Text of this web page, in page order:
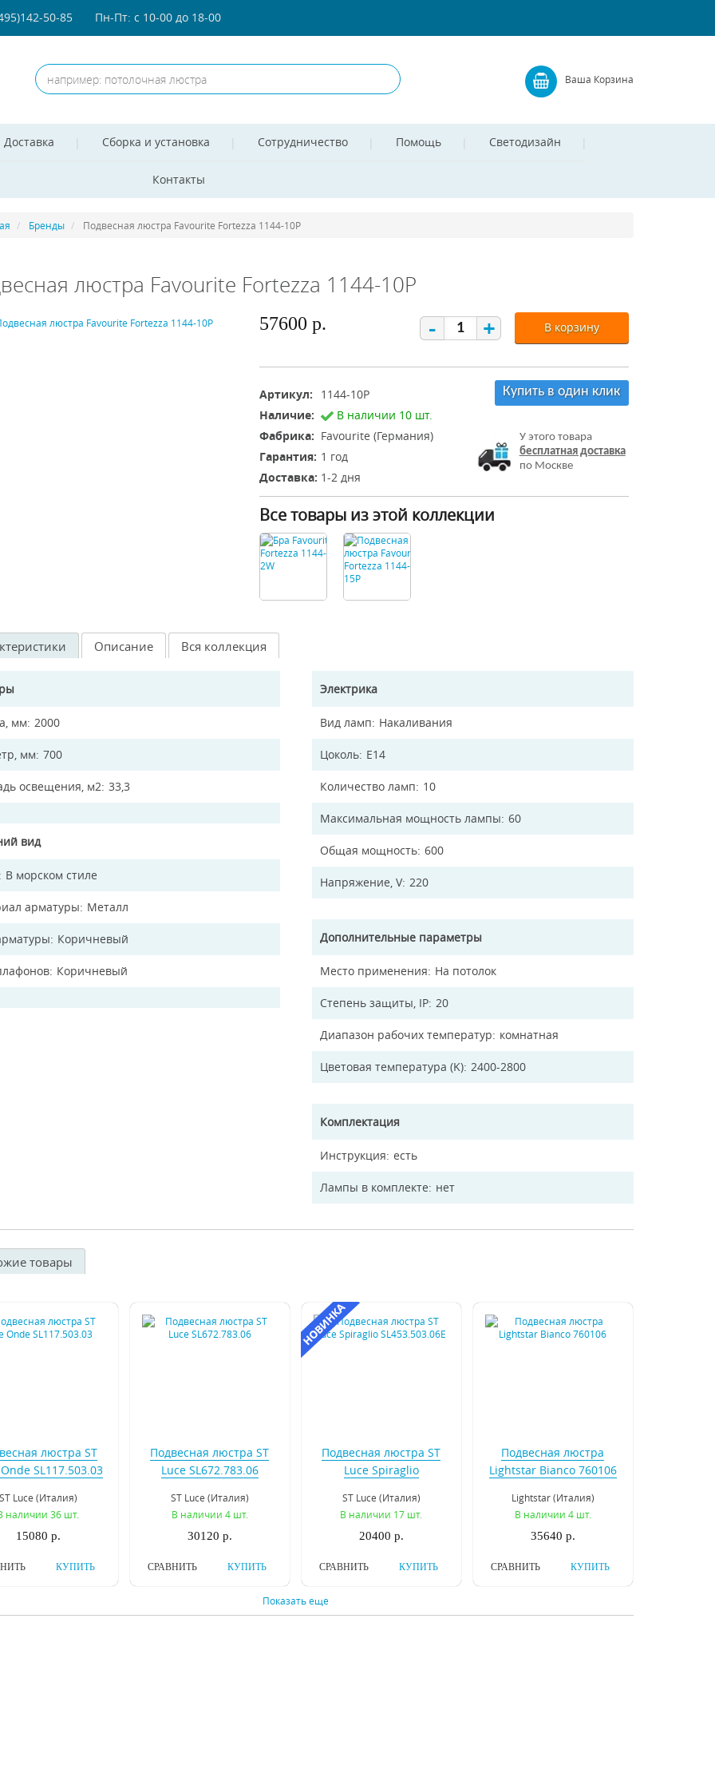
50-85 Пн-Пт: с 10-00 до 18-00
Ваша Корзина
Доставка Сборка и установка Сотрудничество Помощь Светодизайн
Контакты
Бренды Подвесная люстра Favourite Fortezza 1144-10P
люстра Favourite Fortezza 1144-10P
57600 р. - + В корзину
Артикул:
1144-10P
Наличие:
В наличии 10 шт.
Фабрика: Favourite (Германия)
Гарантия: 1 год
Доставка: 1-2 дня
Купить в один клик
У этого товара
бесплатная доставка
по Москве
Все товары из этой коллекции
Описание Вся коллекция
мм 2000
мм 700
освещения, м2 33,3
вид
В морском стиле
арматуры Металл
Коричневый
Коричневый
Электрика
Вид ламп Накаливания
Цоколь E14
Количество ламп 10
Максимальная мощность лампы 60
Общая мощность 600
Напряжение, V 220
Дополнительные параметры
Место применения На потолок
Степень защиты, IP 20
Диапазон рабочих температур комнатная
Цветовая температура (K) 2400-2800
Комплектация
Инструкция есть
Лампы в комплекте нет
товары
люстра ST
SL117.503.03
Luce (Италия)
наличии 36 шт.
15080 р.
КУПИТЬ
Подвесная люстра ST
Luce SL672.783.06
ST Luce (Италия)
В наличии 4 шт.
30120 р.
КУПИТЬ
СРАВНИТЬ
Подвесная люстра ST
Luce Spiraglio
ST Luce (Италия)
В наличии 17 шт.
20400 р.
КУПИТЬ
СРАВНИТЬ
Подвесная люстра
Lightstar Bianco 760106
Lightstar (Италия)
В наличии 4 шт.
35640 р.
КУПИТЬ
СРАВНИТЬ
Показать еще